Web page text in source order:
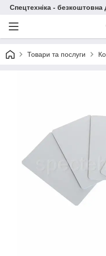
Спецтехніка - безкоштовна
Товари та послуги